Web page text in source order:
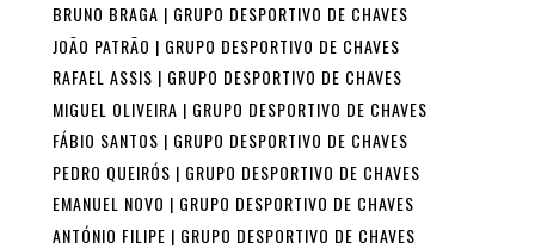
BRUNO BRAGA | GRUPO DESPORTIVO DE CHAVES
JOÃO PATRÃO | GRUPO DESPORTIVO DE CHAVES
RAFAEL ASSIS | GRUPO DESPORTIVO DE CHAVES
MIGUEL OLIVEIRA | GRUPO DESPORTIVO DE CHAVES
FÁBIO SANTOS | GRUPO DESPORTIVO DE CHAVES
PEDRO QUEIRÓS | GRUPO DESPORTIVO DE CHAVES
EMANUEL NOVO | GRUPO DESPORTIVO DE CHAVES
ANTÓNIO FILIPE | GRUPO DESPORTIVO DE CHAVES